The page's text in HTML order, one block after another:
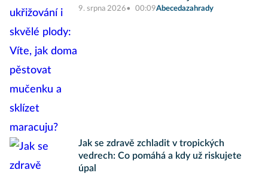
9. srpna 2026 00:09Abecedazahrady
Jak se zdravě zchladit v tropických
vedrech: Co pomáhá a kdy už riskujete
úpal